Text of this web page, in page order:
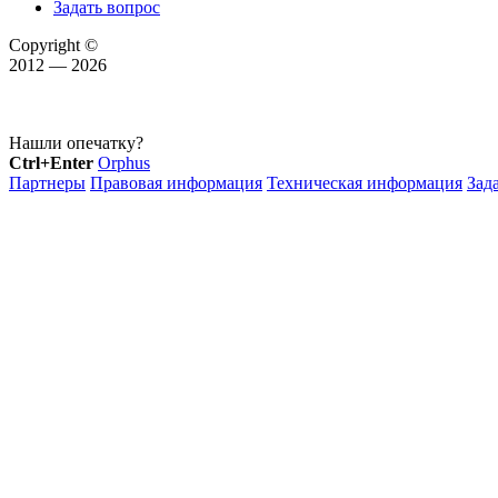
Задать вопрос
Copyright ©
2012 — 2026
Нашли опечатку?
Ctrl+Enter Orphus
Партнеры Правовая информация Техническая информация